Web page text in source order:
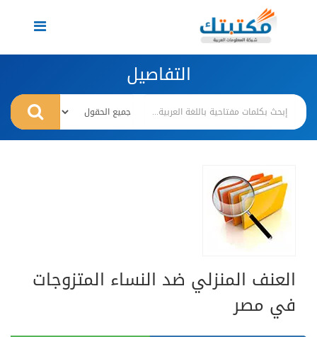
Toggle
navigation
التفاصيل
العنف المنزلي ضد النساء المتزوجات
في مصر